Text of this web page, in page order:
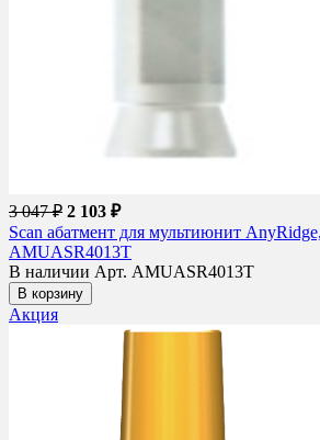
3 047 ₽ 2 103 ₽
Scan абатмент для мультиюнит
AMUASR4013T
В наличии Арт. AMUASR4013T
В корзину
Акция